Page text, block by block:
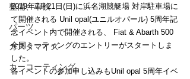
整備、車検
パーツ
カスタマイズ
カーコーティング
2019年7月21日(日)に浜名湖競艇場 対岸駐車場に
て開催される Unil opal(ユニルオパール) 5周年記
念イベント内で開催される、 Fiat & Abarth 500
全国ミーティングのエントリーがスタートしま
した。
各イベントの参加申し込みもUnil opal 5周年イベ